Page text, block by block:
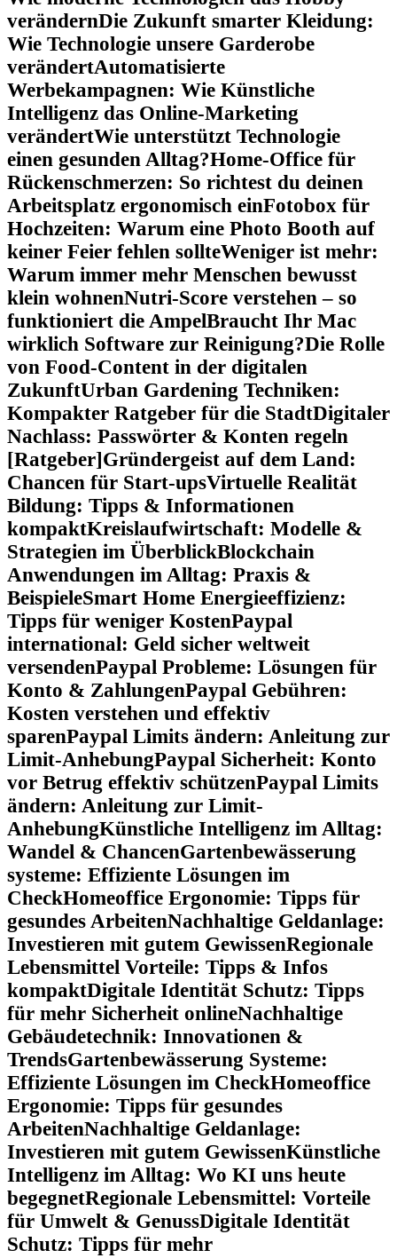
verändernDie Zukunft smarter Kleidung:
Wie Technologie unsere Garderobe
verändertAutomatisierte
Werbekampagnen: Wie Künstliche
Intelligenz das Online-Marketing
verändertWie unterstützt Technologie
einen gesunden Alltag?Home-Office für
Rückenschmerzen: So richtest du deinen
Arbeitsplatz ergonomisch einFotobox für
Hochzeiten: Warum eine Photo Booth auf
keiner Feier fehlen sollteWeniger ist mehr:
Warum immer mehr Menschen bewusst
klein wohnenNutri-Score verstehen – so
funktioniert die AmpelBraucht Ihr Mac
wirklich Software zur Reinigung?Die Rolle
von Food-Content in der digitalen
ZukunftUrban Gardening Techniken:
Kompakter Ratgeber für die StadtDigitaler
Nachlass: Passwörter & Konten regeln
[Ratgeber]Gründergeist auf dem Land:
Chancen für Start-upsVirtuelle Realität
Bildung: Tipps & Informationen
kompaktKreislaufwirtschaft: Modelle &
Strategien im ÜberblickBlockchain
Anwendungen im Alltag: Praxis &
BeispieleSmart Home Energieeffizienz:
Tipps für weniger KostenPaypal
international: Geld sicher weltweit
versendenPaypal Probleme: Lösungen für
Konto & ZahlungenPaypal Gebühren:
Kosten verstehen und effektiv
sparenPaypal Limits ändern: Anleitung zur
Limit-AnhebungPaypal Sicherheit: Konto
vor Betrug effektiv schützenPaypal Limits
ändern: Anleitung zur Limit-
AnhebungKünstliche Intelligenz im Alltag:
Wandel & ChancenGartenbewässerung
systeme: Effiziente Lösungen im
CheckHomeoffice Ergonomie: Tipps für
gesundes ArbeitenNachhaltige Geldanlage:
Investieren mit gutem GewissenRegionale
Lebensmittel Vorteile: Tipps & Infos
kompaktDigitale Identität Schutz: Tipps
für mehr Sicherheit onlineNachhaltige
Gebäudetechnik: Innovationen &
TrendsGartenbewässerung Systeme:
Effiziente Lösungen im CheckHomeoffice
Ergonomie: Tipps für gesundes
ArbeitenNachhaltige Geldanlage:
Investieren mit gutem GewissenKünstliche
Intelligenz im Alltag: Wo KI uns heute
begegnetRegionale Lebensmittel: Vorteile
für Umwelt & GenussDigitale Identität
Schutz: Tipps für mehr